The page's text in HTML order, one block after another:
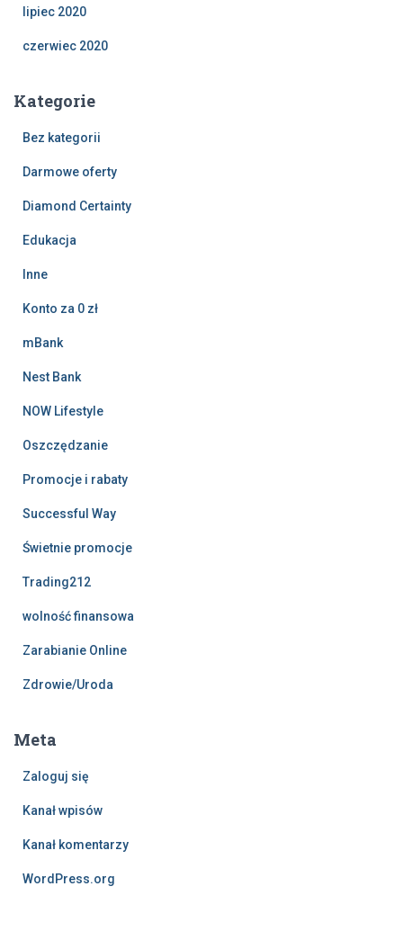
lipiec 2020
czerwiec 2020
Kategorie
Bez kategorii
Darmowe oferty
Diamond Certainty
Edukacja
Inne
Konto za 0 zł
mBank
Nest Bank
NOW Lifestyle
Oszczędzanie
Promocje i rabaty
Successful Way
Świetnie promocje
Trading212
wolność finansowa
Zarabianie Online
Zdrowie/Uroda
Meta
Zaloguj się
Kanał wpisów
Kanał komentarzy
WordPress.org